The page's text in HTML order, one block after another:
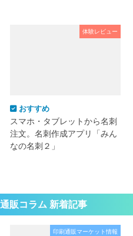
体験レビュー
おすすめ
スマホ・タブレットから名刺
注文。名刺作成アプリ「みん
なの名刺２」
販コラム 新着記事
印刷通販マーケット情報